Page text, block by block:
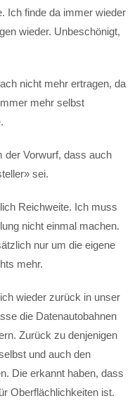
Ich finde da immer wieder
wieder. Unbeschönigt,
nicht mehr ertragen, da
mehr selbst
der Vorwurf, dass auch
sei.
Reichweite. Ich muss
nicht einmal machen.
nur um die eigene
mehr.
wieder zurück in unser
die Datenautobahnen
Zurück zu denjenigen
und auch den
Die erkannt haben, dass
Oberflächlichkeiten ist.